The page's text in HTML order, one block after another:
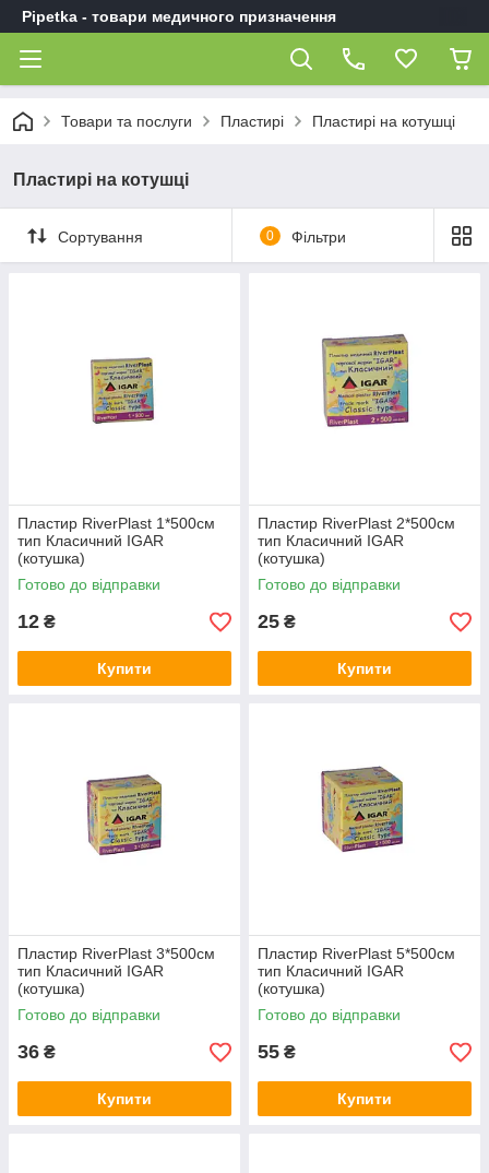
Pipetka - товари медичного призначення
Товари та послуги Пластирі Пластирі на котушці
Пластирі на котушці
Сортування 0 Фільтри
Пластир RiverPlast 1*500см
тип Класичний IGAR
(котушка)
Готово до відправки
12 ₴
Купити
Пластир RiverPlast 2*500см
тип Класичний IGAR
(котушка)
Готово до відправки
25 ₴
Купити
Пластир RiverPlast 3*500см
тип Класичний IGAR
(котушка)
Готово до відправки
36 ₴
Купити
Пластир RiverPlast 5*500см
тип Класичний IGAR
(котушка)
Готово до відправки
55 ₴
Купити